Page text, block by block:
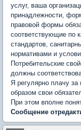
услуг, ваша
принадлежности,
правовой формы
соответствующие по
стандартов,
нормативами и
Потребительские
должны
Я регулярно плачу
образом свои
При этом вполне
Сообщение